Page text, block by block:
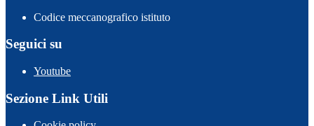
Codice meccanografico istituto
Seguici su
Youtube
Sezione Link Utili